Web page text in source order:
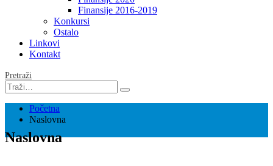
Finansije 2016-2019
Konkursi
Ostalo
Linkovi
Kontakt
Pretraži
Početna
Naslovna
Naslovna